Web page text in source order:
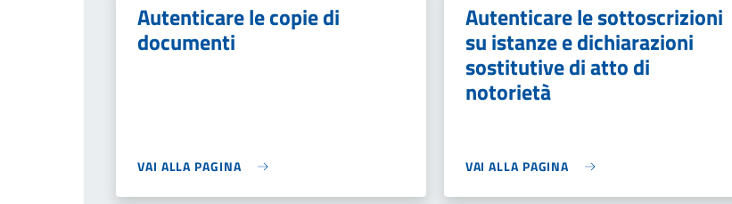
Autenticare le copie di
documenti
VAI ALLA PAGINA
Autenticare le sottoscrizioni
su istanze e dichiarazioni
sostitutive di atto di
notorietà
VAI ALLA PAGINA